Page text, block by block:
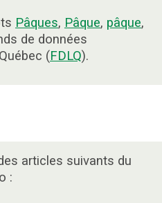
Pâques, Pâque, pâque,
de données
(FDLQ).
articles suivants du
: